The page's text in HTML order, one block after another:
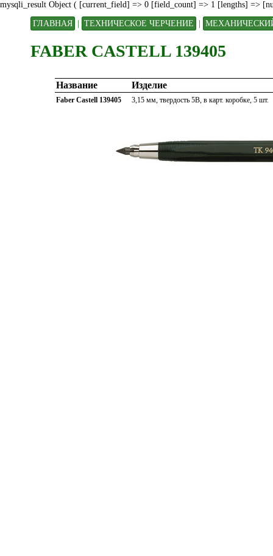
mysqli_result Object ( [current_field] => 0 [field_count] => 1 [lengths] =>
ГЛАВНАЯ ТЕХНИЧЕСКОЕ ЧЕРЧЕНИЕ
FABER CASTELL 139405
Название Изделие
Faber Castell 139405 3,15 мм, твердость 5B, в карт. коробке, 5 шт.